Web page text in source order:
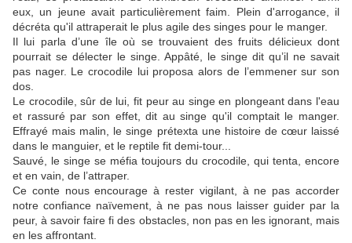
eux, un jeune avait particulièrement faim. Plein d'arrogance, il
décréta qu'il attraperait le plus agile des singes pour le manger.
Il lui parla d’une île où se trouvaient des fruits délicieux dont
pourrait se délecter le singe. Appâté, le singe dit qu’il ne savait
pas nager. Le crocodile lui proposa alors de l’emmener sur son
dos.
Le crocodile, sûr de lui, fit peur au singe en plongeant dans l'eau
et rassuré par son effet, dit au singe qu'il comptait le manger.
Effrayé mais malin, le singe prétexta une histoire de cœur laissé
dans le manguier, et le reptile fit demi-tour...
Sauvé, le singe se méfia toujours du crocodile, qui tenta, encore
et en vain, de l’attraper.
Ce conte nous encourage à rester vigilant, à ne pas accorder
notre confiance naïvement, à ne pas nous laisser guider par la
peur, à savoir faire fi des obstacles, non pas en les ignorant, mais
en les affrontant.